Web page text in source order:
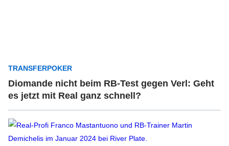
TRANSFERPOKER
Diomande nicht beim RB-Test gegen Verl: Geht
es jetzt mit Real ganz schnell?